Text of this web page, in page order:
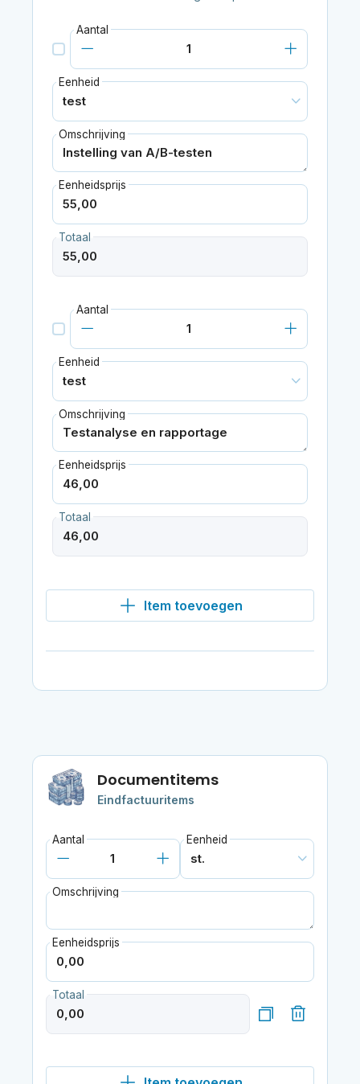
Aantal
Eenheid
Omschrijving
Eenheidsprijs
Totaal
Aantal
Eenheid
Omschrijving
Eenheidsprijs
Totaal
Item toevoegen
Documentitems
Eindfactuuritems
Aantal Eenheid
Omschrijving
Eenheidsprijs
Totaal